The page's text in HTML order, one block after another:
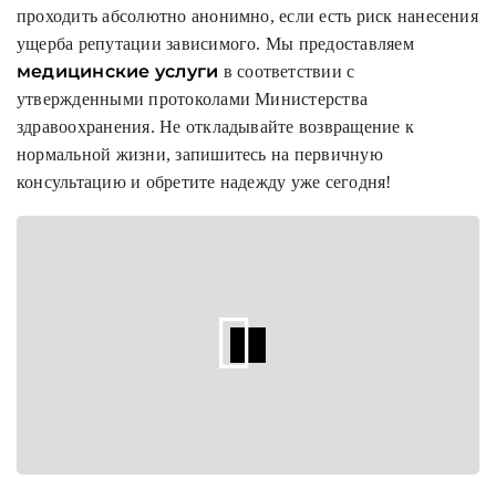
проходить абсолютно анонимно, если есть риск нанесения
ущерба репутации зависимого. Мы предоставляем
медицинские услуги в соответствии с
утвержденными протоколами Министерства
здравоохранения. Не откладывайте возвращение к
нормальной жизни, запишитесь на первичную
консультацию и обретите надежду уже сегодня!